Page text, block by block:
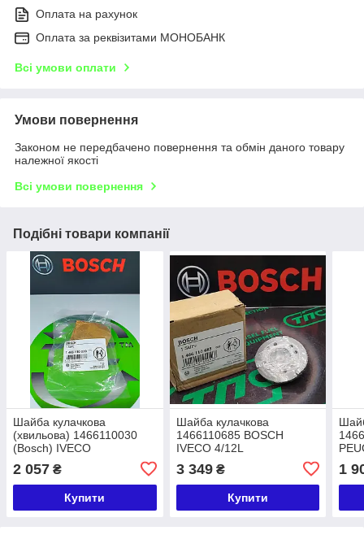
Оплата на рахунок
Оплата за реквізитами МОНОБАНК
Всі умови оплати
Умови повернення
Законом не передбачено повернення та обмін даного товару
належної якості
Всі умови повернення
Подібні товари компанії
Шайба кулачкова
(хвильова) 1466110030
(Bosch) IVECO
2 057 ₴
Купити
Шайба кулачкова
1466110685 BOSCH
IVECO 4/12L
3 349₴
Купити
1